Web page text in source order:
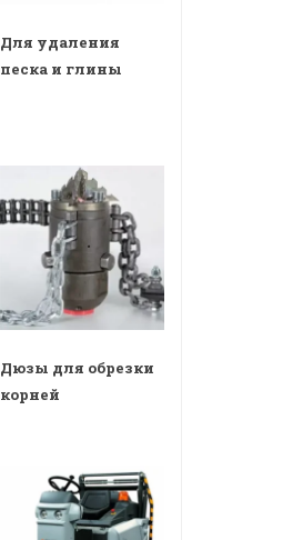
Для удаления
песка и глины
Дюзы для обрезки
корней